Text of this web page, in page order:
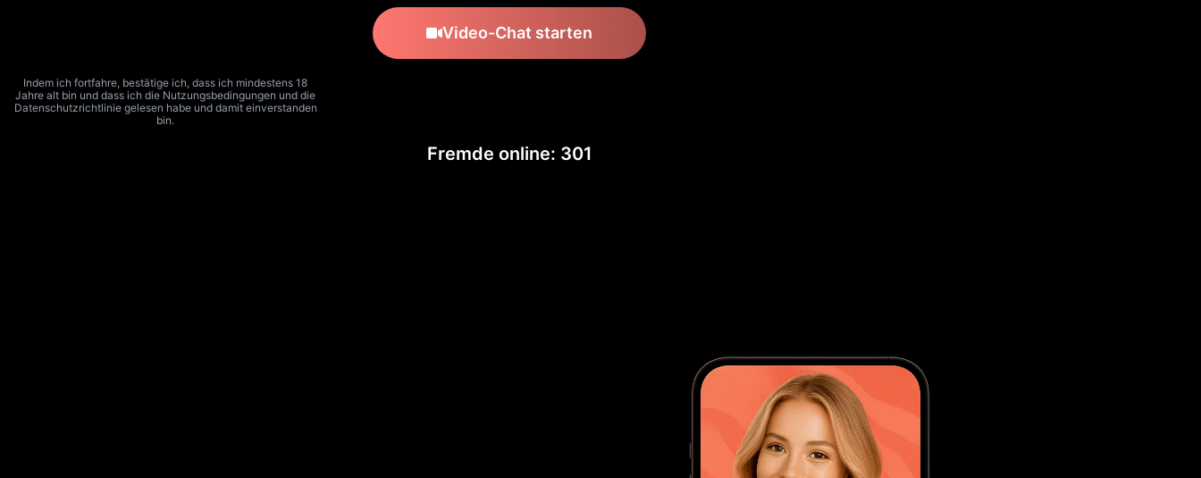
Video-Chat starten
Indem ich fortfahre, bestätige ich, dass ich mindestens 18
Jahre alt bin und dass ich die Nutzungsbedingungen und die
Datenschutzrichtlinie gelesen habe und damit einverstanden
bin.
Fremde online: 293